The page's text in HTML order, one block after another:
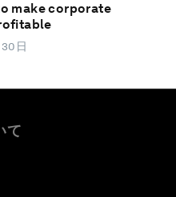
make corporate
日
て